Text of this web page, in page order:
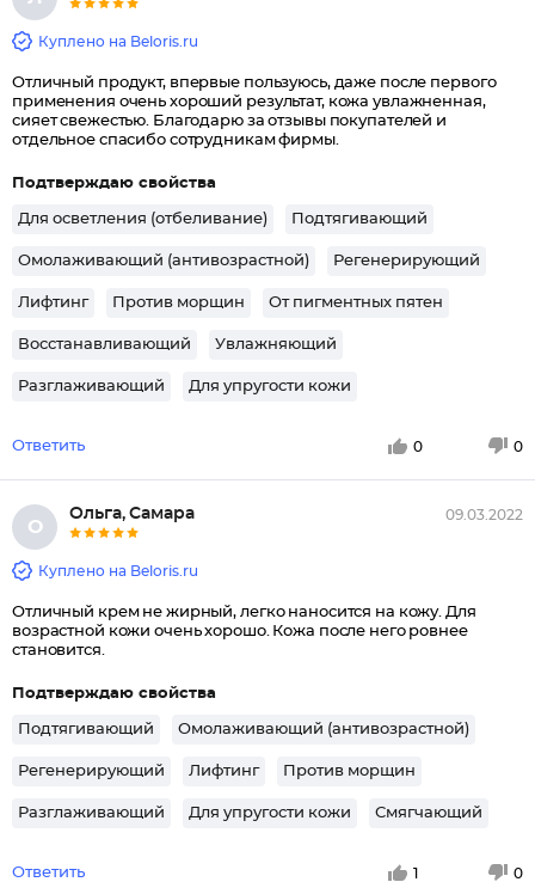
Куплено на Beloris.ru
Отличный продукт, впервые пользуюсь, даже после первого
применения очень хороший результат, кожа увлажненная,
сияет свежестью. Благодарю за отзывы покупателей и
отдельное спасибо сотрудникам фирмы.
Подтверждаю свойства
Для осветления (отбеливание) Подтягивающий
Омолаживающий (антивозрастной) Регенерирующий
Лифтинг Против морщин От пигментных пятен
Восстанавливающий Увлажняющий
Разглаживающий Для упругости кожи
Ответить 0 0
О
Ольга, Самара 09.03.2022
Куплено на Beloris.ru
Отличный крем не жирный, легко наносится на кожу. Для
возрастной кожи очень хорошо. Кожа после него ровнее
становится.
Подтверждаю свойства
Подтягивающий Омолаживающий (антивозрастной)
Регенерирующий Лифтинг Против морщин
Разглаживающий Для упругости кожи Смягчающий
Ответить 1 0